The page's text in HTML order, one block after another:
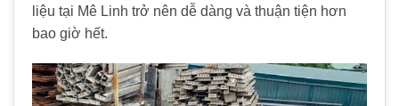
liệu tại Mê Linh trở nên dễ dàng và thuận tiện hơn
bao giờ hết.